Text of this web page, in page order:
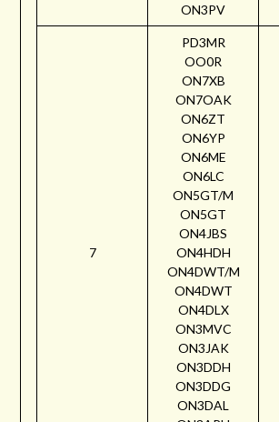
ON3PV
7
PD3MR
OO0R
ON7XB
ON7OAK
ON6ZT
ON6YP
ON6ME
ON6LC
ON5GT/M
ON5GT
ON4JBS
ON4HDH
ON4DWT/M
ON4DWT
ON4DLX
ON3MVC
ON3JAK
ON3DDH
ON3DDG
ON3DAL